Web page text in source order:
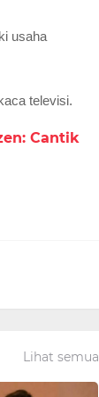
usaha
televisi.
Cantik
Lihat semua